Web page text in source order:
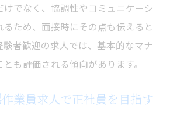
でなく、協調性やコミュニケーシ
るため、面接時にその点も伝えると
験者歓迎の求人では、基本的なマナ
も評価される傾向があります。
業員求人で正社員を目指す